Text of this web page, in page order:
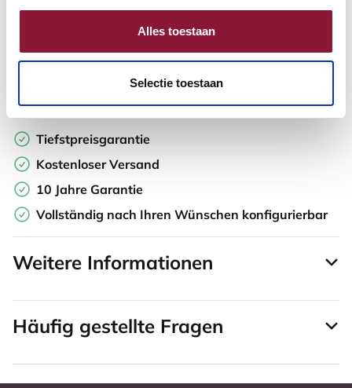
Alles toestaan
Selectie toestaan
Auf der Suche nach Stückzahlen? Machen Sie Ihren Arbeitsplatz
komplett und fordern Sie direkt ein individuelles Angebot an.
Zur Vergleichsliste hinzufügen
Tiefstpreisgarantie
Kostenloser Versand
10 Jahre Garantie
Vollständig nach Ihren Wünschen konfigurierbar
Weitere Informationen
Häufig gestellte Fragen